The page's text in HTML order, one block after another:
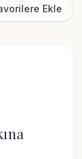
Ekle